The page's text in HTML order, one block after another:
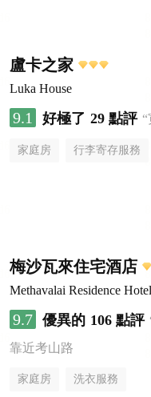
盧卡之家
Luka House
9.1 好極了 29 點評
家庭房 行李寄存服務
梅沙瓦來住宅酒店
Methavalai Residence Hotel
9.7 優異的 106 點評
靠近考山路
家庭房 洗衣服務